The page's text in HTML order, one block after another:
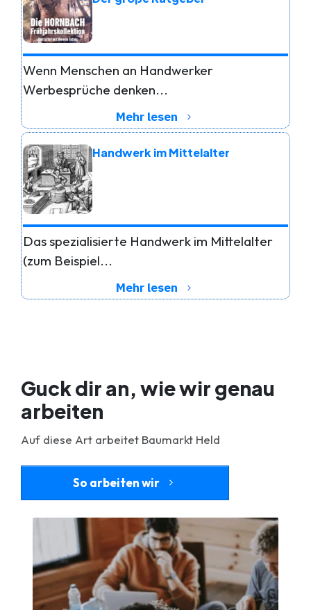
Wenn Menschen an Handwerker
Werbesprüche denken...
Mehr lesen
Handwerk im Mittelalter
Das spezialisierte Handwerk im Mittelalter
(zum Beispiel...
Mehr lesen
Guck dir an, wie wir genau
arbeiten
Auf diese Art arbeitet Baumarkt Held
So arbeiten wir